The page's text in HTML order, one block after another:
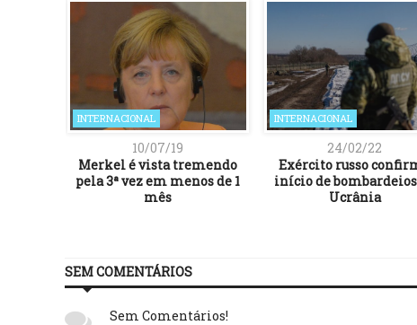
INTERNACIONAL
10/07/19
Merkel é vista tremendo
pela 3ª vez em menos de 1
mês
INTERNACIONAL
24/02/22
Exército russo
início de
Ucrânia
SEM COMENTÁRIOS
Sem Comentários!